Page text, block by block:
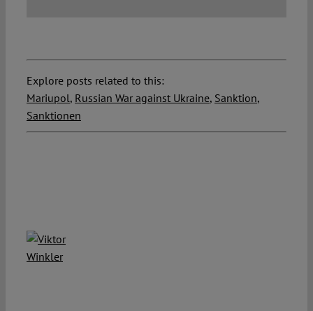
Explore posts related to this:
Mariupol, Russian War against Ukraine, Sanktion,
Sanktionen